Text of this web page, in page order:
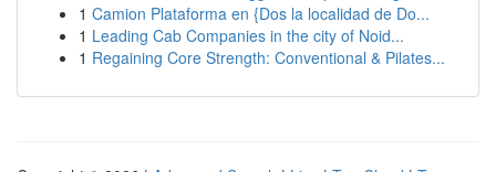
1 Camion Plataforma en {Dos la localidad de Do...
1 Leading Cab Companies in the city of Noid...
1 Regaining Core Strength: Conventional & Pilates...